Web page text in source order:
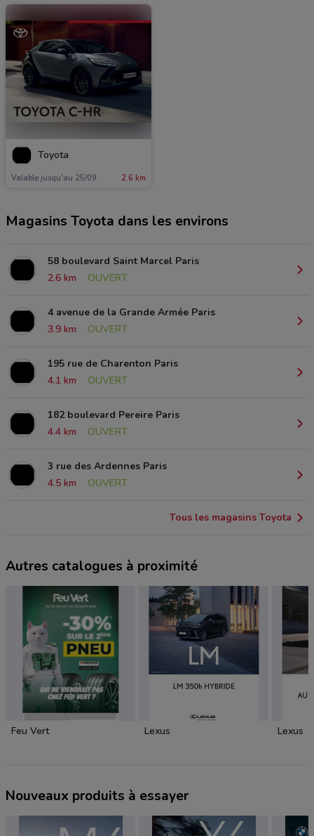
Toyota
Valable jusqu'au 25/09 2.6 km
Magasins Toyota dans les environs
58 boulevard Saint Marcel Paris
2.6 km
OUVERT
4 avenue de la Grande Armée Paris
3.9 km
OUVERT
195 rue de Charenton Paris
4.1 km
OUVERT
182 boulevard Pereire Paris
4.4 km
OUVERT
3 rue des Ardennes Paris
4.5 km
OUVERT
Tous les magasins Toyota
Autres catalogues à proximité
Feu Vert Lexus Lexus
Nouveaux produits à essayer